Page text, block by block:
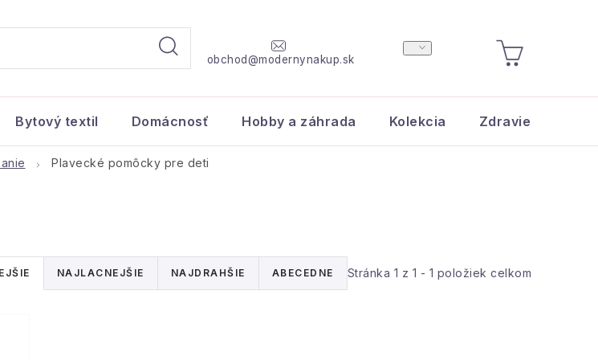
obchod@modernynakup.sk
NÁKUPNÝ
KOŠÍK
Bytový textil Domácnosť Hobby a záhrada Kolekcia Zdravie a krása
Plavecké pomôcky pre deti
Stránka 1 z 1 - 1 položiek celkom
NAJLACNEJŠIE NAJDRAHŠIE ABECEDNE